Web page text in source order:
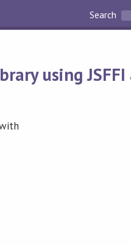
Search
using JSFFI